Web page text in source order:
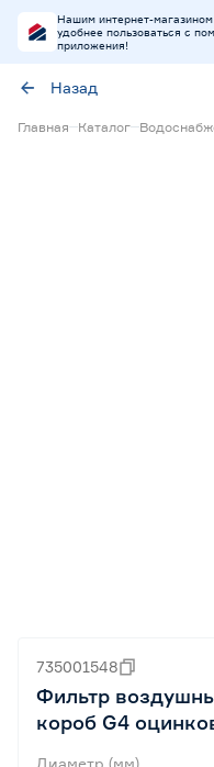
Нашим интернет-магазином
удобнее пользоваться с
приложения!
Назад
Главная Каталог
735001548
Фильтр
короб G4
Диаметр (мм)